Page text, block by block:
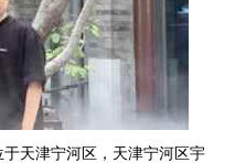
天津宁河区，天津宁河区宇